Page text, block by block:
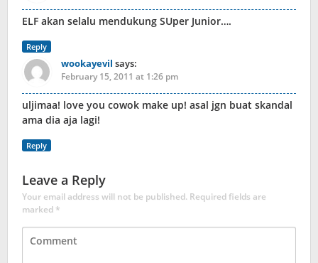
ELF akan selalu mendukung SUper Junior….
Reply
wookayevil says:
February 15, 2011 at 1:26 pm
uljimaa! love you cowok make up! asal jgn buat skandal
ama dia aja lagi!
Reply
Leave a Reply
Your email address will not be published. Required fields are
marked*